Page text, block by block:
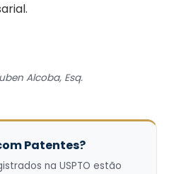
Alcoba, Esq.
Patentes?
na USPTO estão